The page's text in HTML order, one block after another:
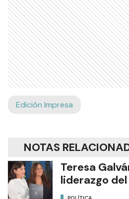
Edición Impresa
NOTAS
Teresa
liderazgo del